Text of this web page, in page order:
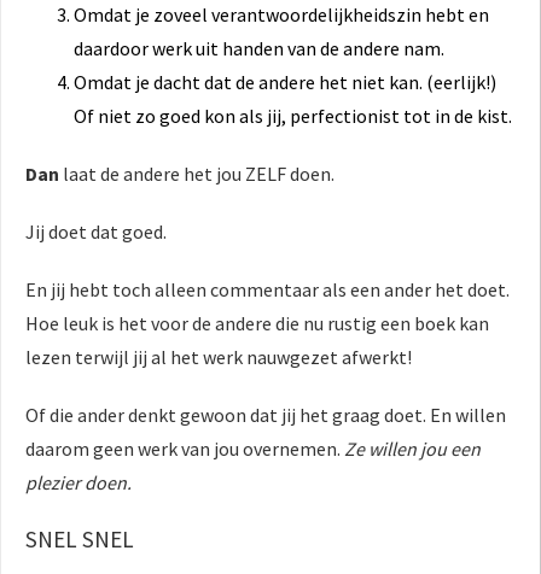
Omdat je zoveel verantwoordelijkheidszin hebt en
daardoor werk uit handen van de andere nam.
Omdat je dacht dat de andere het niet kan. (eerlijk!)
Of niet zo goed kon als jij, perfectionist tot in de kist.
Dan laat de andere het jou ZELF doen.
Jij doet dat goed.
En jij hebt toch alleen commentaar als een ander het doet.
Hoe leuk is het voor de andere die nu rustig een boek kan
lezen terwijl jij al het werk nauwgezet afwerkt!
Of die ander denkt gewoon dat jij het graag doet. En willen
daarom geen werk van jou overnemen. Ze willen jou een
plezier doen.
SNEL SNEL